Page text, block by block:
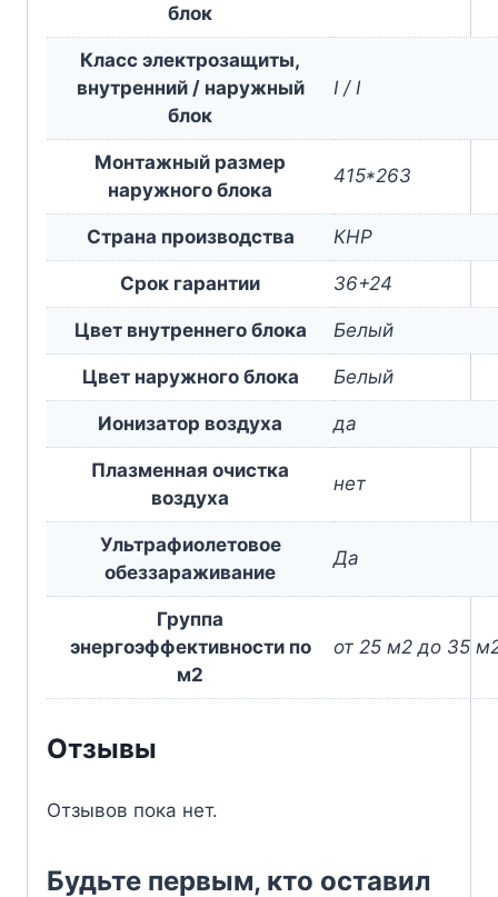
блок
Класс электрозащиты,
внутренний / наружный
блок
I / I
Монтажный размер
наружного блока
415*263
Страна производства КНР
Срок гарантии 36+24
Цвет внутреннего блока Белый
Цвет наружного блока Белый
Ионизатор воздуха да
Плазменная очистка
воздуха
нет
Ультрафиолетовое
обеззараживание
Да
Группа
энергоэффективности по
м2
от 25 м2 до 35
Отзывы
Отзывов пока нет.
Будьте первым, кто оставил